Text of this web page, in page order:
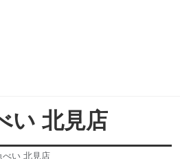
い 北見店
べい 北見店